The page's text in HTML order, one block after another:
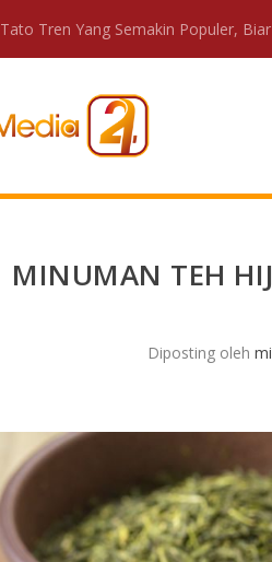
Tato Tren Yang Semakin Populer,
MINUMAN TEH
Diposting oleh